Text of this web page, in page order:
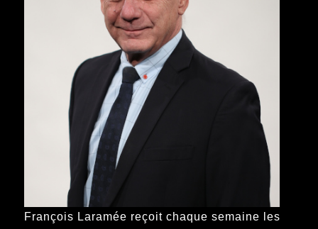
François Laramée reçoit chaque semaine les